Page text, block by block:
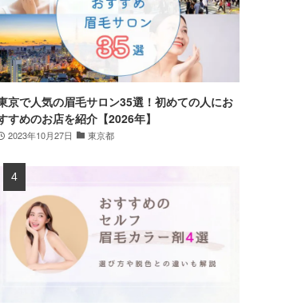
京で人気の眉毛サロン35選！初めての人にお
すめのお店を紹介【2026年】
2023年10月27日 東京都